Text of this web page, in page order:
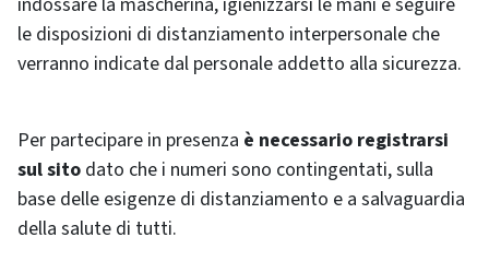
le disposizioni di distanziamento interpersonale che
verranno indicate dal personale addetto alla sicurezza.
Per partecipare in presenza è necessario registrarsi
sul sito dato che i numeri sono contingentati, sulla
base delle esigenze di distanziamento e a salvaguardia
della salute di tutti.